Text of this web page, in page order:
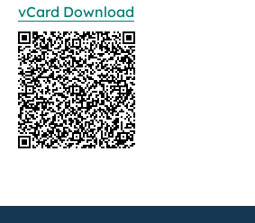
vCard Download